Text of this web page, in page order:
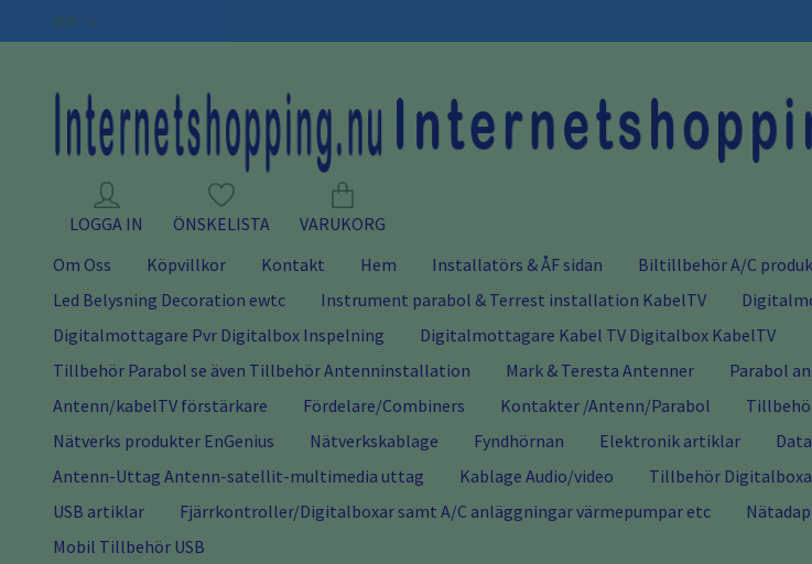
SEK
LOGGA IN ÖNSKELISTA
VARUKORG
Om Oss
Köpvillkor Kontakt Hem Installatörs & ÅF sidan Biltillbehör A/C
Led Belysning Decoration ewtc
Instrument parabol & Terrest installation KabelTV
Digitalmottagare Pvr Digitalbox Inspelning
Digitalmottagare Kabel TV Digitalbox KabelTV
Tillbehör Parabol se även Tillbehör Antenninstallation
Mark & Teresta Antenner Parabol
Antenn/kabelTV förstärkare
Fördelare/Combiners Kontakter /Antenn/Parabol
Nätverks produkter EnGenius
Nätverkskablage Fyndhörnan Elektronik artiklar
Antenn-Uttag Antenn-satellit-multimedia uttag
Kablage Audio/video Tillbehör
USB artiklar
Fjärrkontroller/Digitalboxar samt A/C anläggningar värmepumpar etc
Mobil Tillbehör USB